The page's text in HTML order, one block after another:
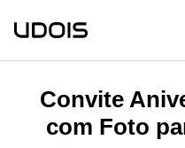
Convite
com Foto